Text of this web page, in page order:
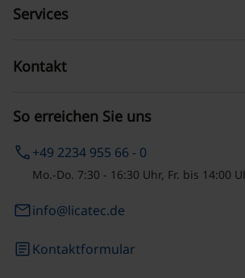
So erreichen Sie uns
phone+49 2234 955 66 - 0
Mo.-Do. 7:30 - 16:30 Uhr, Fr. bis 14:00
emailinfo@licatec.de
articleKontaktformular
Services
Kontakt